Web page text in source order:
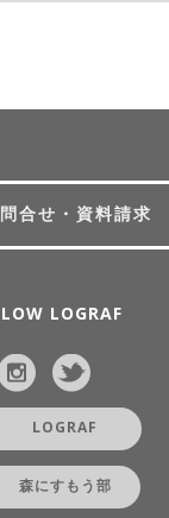
合せ・資料請求
LOGRAF
LOGRAF
森にすもう部